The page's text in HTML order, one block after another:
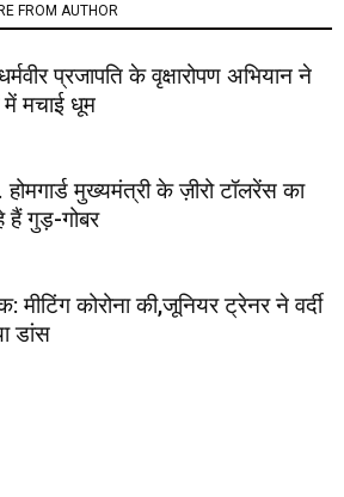
FROM AUTHOR
प्रजापति के वृक्षारोपण अभियान ने
में मचाई धूम
होमगार्ड मुख्यमंत्री के ज़ीरो टॉलरेंस का
हैं गुड़-गोबर
मीटिंग कोरोना की,जूनियर ट्रेनर ने वर्दी
डांस